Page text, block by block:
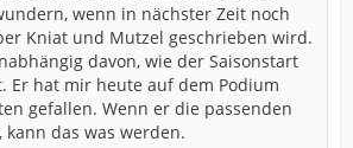
wenn in nächster Zeit noch
Kniat und Mutzel geschrieben wird.
davon, wie der Saisonstart
Er hat mir heute auf dem Podium
gefallen. Wenn er die passenden
kann das was werden.